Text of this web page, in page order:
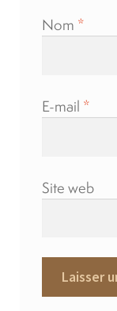
Nom *
E-mail *
Site web